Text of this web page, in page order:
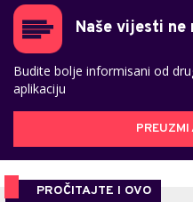
Naše vijesti ne
Budite bolje informisani od
aplikaciju
PROČITAJTE I OVO